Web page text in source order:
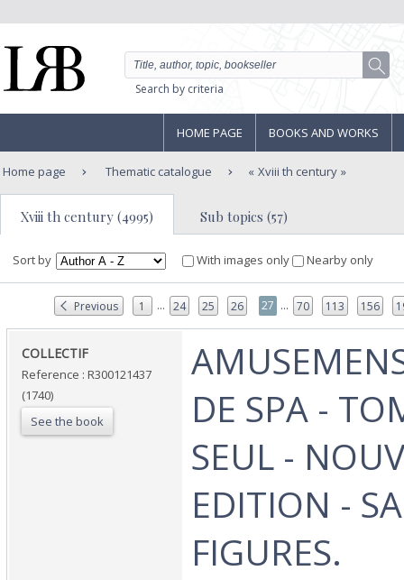
Search by criteria
HOME PAGE BOOKS AND WORKS
Home page Thematic catalogue Xviii th century
Xviii th century (4995) Sub topics (57)
Sort by With images only Nearby only
Previous 1 ... 24 25 26 27 ... 70 113 156
‎COLLECTIF‎
Reference : R300121437
(1740)
See the book
DE SPA -
SEUL -
EDITION -
FIGURES.‎